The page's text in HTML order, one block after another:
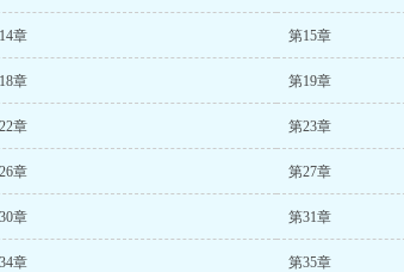
章 第15章
章 第19章
章 第23章
章 第27章
章 第31章
章 第35章